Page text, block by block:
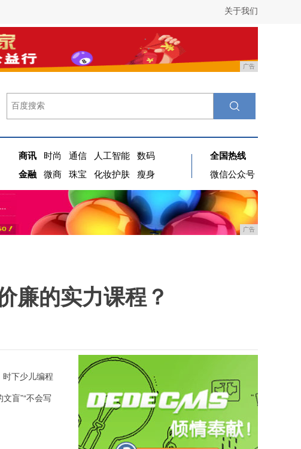
关于我们
广告
商讯 时尚 通信 人工智能
数码
金融
微商 珠宝 化妆护肤 瘦身
全国热线
微信公众号
广告
廉的实力课程？
下少儿编程
盲”“不会写